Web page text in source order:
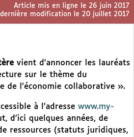
Article mis en ligne le 26 juin 2017
dernière modification le 20 juillet 2017
vient d’annoncer les lauréats
sur le thème du
de l’économie collaborative ».
à l’adresse www.my-
d’ici quelques années, de
ressources (statuts juridiques,